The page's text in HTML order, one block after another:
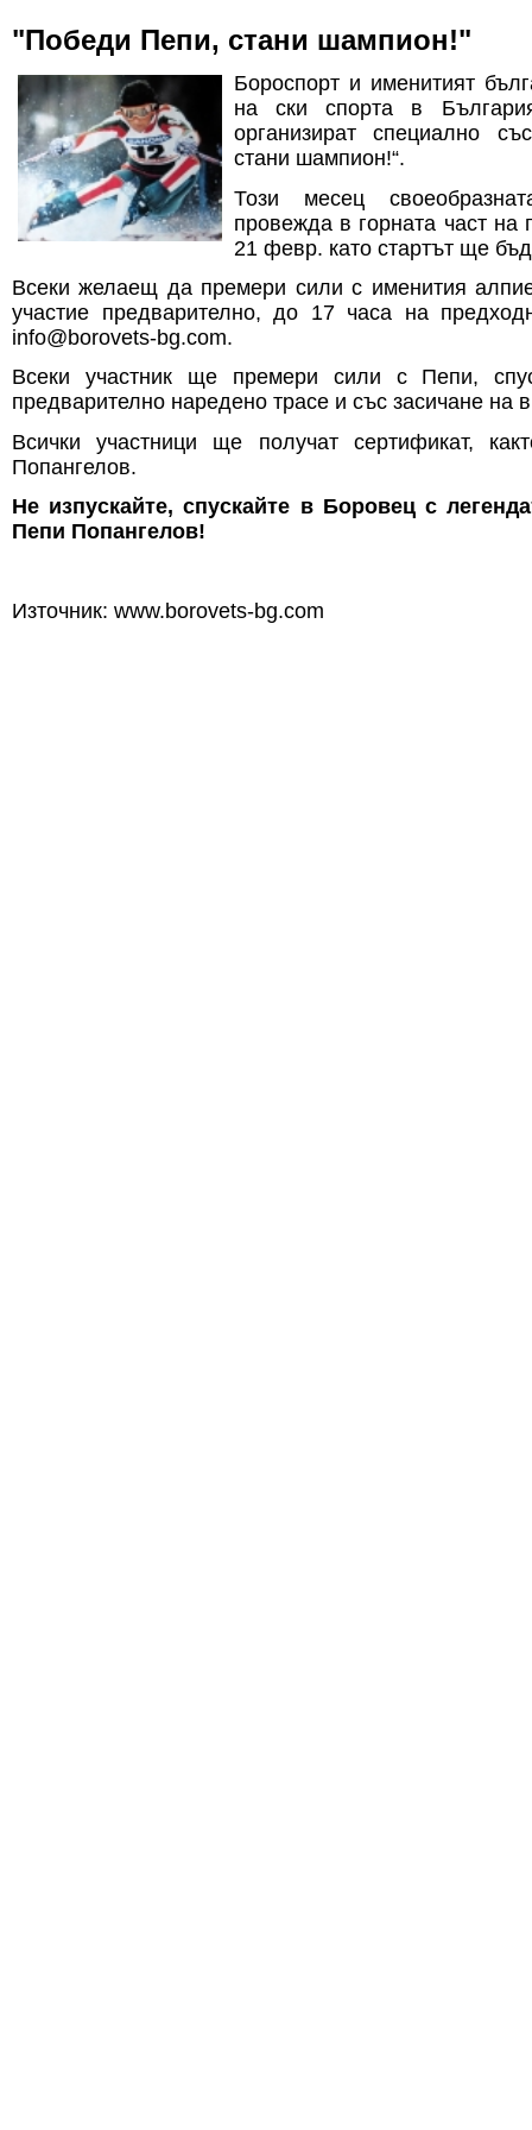
"Победи Пепи, стани шампион!"
Бороспорт и именитият
на ски спорта в
организират специално
стани шампион!“.
Този месец
провежда в горната част на
21 февр. като стартът ще
Всеки желаещ да премери сили с именития
участие предварително, до 17 часа на
info@borovets-bg.com.
Всеки участник ще премери сили с Пепи,
предварително наредено трасе и със засичане на
Всички участници ще получат сертификат,
Попангелов.
Не изпускайте, спускайте в Боровец с
Пепи Попангелов!
Източник: www.borovets-bg.com